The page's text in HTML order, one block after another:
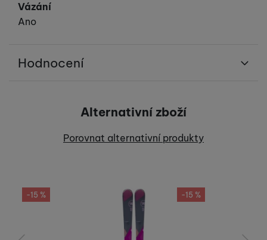
Vázání
Ano
Hodnocení
Recenze
Alternativní zboží
Porovnat alternativní produkty
-15 %
-15 %